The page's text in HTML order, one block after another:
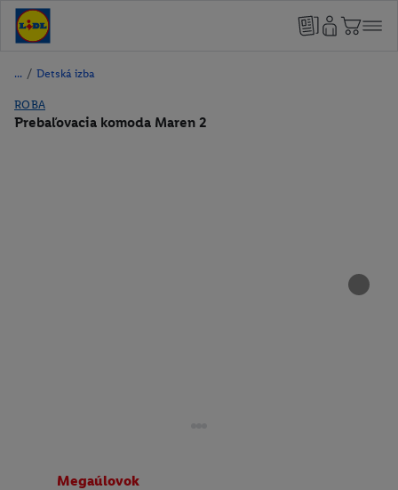
/ Detská izba
ROBA
Prebaľovacia komoda Maren 2
Megaúlovok